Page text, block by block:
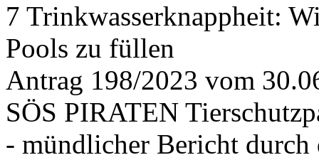
7 Trinkwasserknappheit:
Pools zu füllen
Antrag 198/2023 vom
SÖS PIRATEN
- mündlicher Bericht